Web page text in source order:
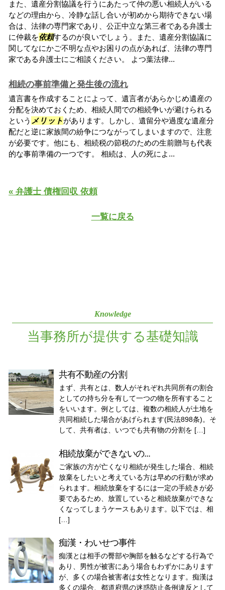
また、遺産分割協議を行うにあたって仲の悪い相続人がいる
などの理由から、冷静な話し合いが初めから期待できない場
合は、法律の専門家であり、公正中立な第三者である弁護士
に仲裁を依頼するのが良いでしょう。また、遺産分割協議に
関してなにかご不明な点やお困りの点があれば、法律の専門
家である弁護士にご相談ください。 よつ葉法律...
相続の事前準備と発生後の流れ
遺言書を作成することによって、遺言者があらかじめ遺産の
分配を決めておくため、相続人間での相続争いが避けられる
という メリットがあります。しかし、遺留分や過度な遺産分
配だと逆に家族間の紛争につながってしまいますので、注意
が必要です。他にも、相続税の節税のための生前贈与も代表
的な事前準備の一つです。 相続は、人の死によ...
« 弁護士 債権回収 依頼
一覧に戻る
Knowledge
当事務所が提供する基礎知識
共有不動産の分割
まず、共有とは、数人がそれぞれ共同所有の割合
としての持ち分を有して一つの物を所有すること
をいいます。例としては、複数の相続人が土地を
共同相続した場合があげられます(民法898条)。そ
して、共有者は、いつでも共有物の分割を […]
相続放棄ができないの...
ご家族の方が亡くなり相続が発生した場合、相続
放棄をしたいと考えている方は早めの行動が求め
られます。相続放棄をするには一定の手続きが必
要であるため、放置していると相続放棄ができな
くなってしまうケースもあります。以下では、相
[…]
痴漢・わいせつ事件
痴漢とは相手の臀部や胸部を触るなどする行為で
あり、男性が被害にあう場合もわずかにあります
が、多くの場合被害者は女性となります。痴漢は
多くの場合、都道府県の迷惑防止条例違反として